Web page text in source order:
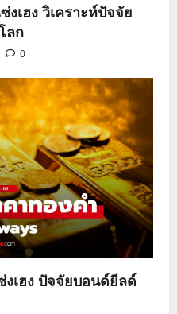
เฮง วิเคราะห์ปัจจัย
ลก
0
เฮง ปัจจัยบอนด์ยีลด์